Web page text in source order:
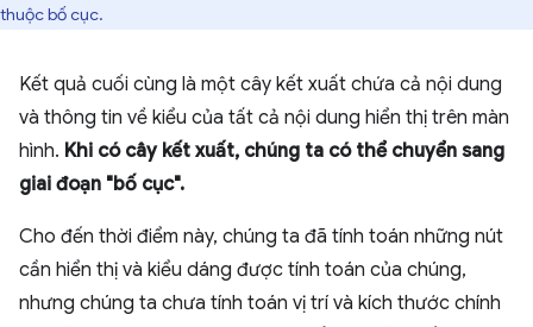
thuộc bố cục.
Kết quả cuối cùng là một cây kết xuất chứa cả nội dung
và thông tin về kiểu của tất cả nội dung hiển thị trên màn
hình. Khi có cây kết xuất, chúng ta có thể chuyển sang
giai đoạn "bố cục".
Cho đến thời điểm này, chúng ta đã tính toán những nút
cần hiển thị và kiểu dáng được tính toán của chúng,
nhưng chúng ta chưa tính toán vị trí và kích thước chính